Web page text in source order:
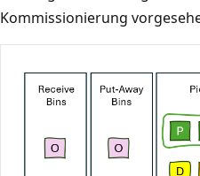
Kommissionierung